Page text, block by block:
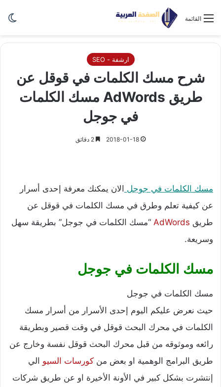
القائمة
ارشفة - SEO
شرح مسك الكلمات في قوقل عن
طريق AdWords‏ مسك الكلمات
في جوجل
2018-01-18
مسك الكلمات في جوجل
الان يمكنك معرفة إحدى أسرار
عن كيفية تعلم وطرق في مسك الكلمات في قوقل عن
طريق AdWords‏ “مسك الكلمات في جوجل” بطريقة سهل
وسريعة.
مسك الكلمات في جوجل
مسك الكلمات في جوجل
حيث نعرض عليكم اليوم إحدى الأسرار من أسرار مسك
الكلمات في محرك البحث قوقل في وقت قصير وبطريقة
رائعه وموثوقه من قبل محرك البحث قوقل نفسة وخارج عن
طريق البرامج الوهمية او بعض من كورسات السيو الي
إنتشرت بشكل كبير في الأونة الأخيرة او عن طريق شركات